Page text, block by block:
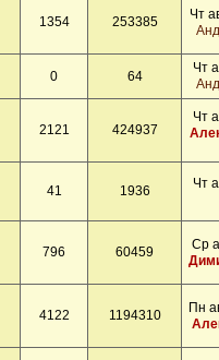
1354 253385
Чт
0 64
Чт
2121 424937
Чт
41 1936
Чт
796 60459
Ср
4122 1194310
Пн